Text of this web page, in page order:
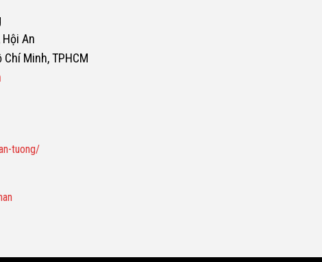
Hội An
Minh, TPHCM
tuong/